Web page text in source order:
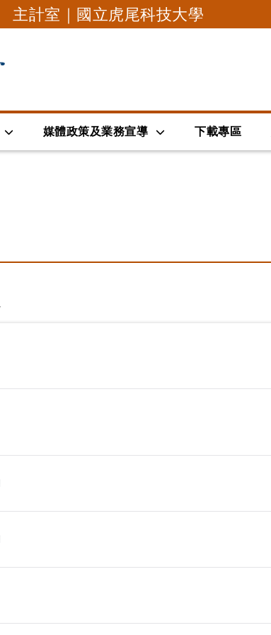
主計室｜國立虎尾科技大學
媒體政策及業務宣導 下載專區